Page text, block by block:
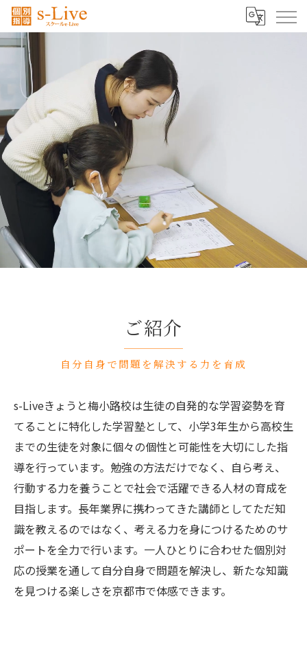
自分自身で問題を解決する力を育成
ご紹介
s-Liveきょうと梅小路校は生徒の自発的な学習姿勢を育
てることに特化した学習塾として、小学3年生から高校生
までの生徒を対象に個々の個性と可能性を大切にした指
導を行っています。勉強の方法だけでなく、自ら考え、
行動する力を養うことで社会で活躍できる人材の育成を
目指します。長年業界に携わってきた講師としてただ知
識を教えるのではなく、考える力を身につけるためのサ
ポートを全力で行います。一人ひとりに合わせた個別対
応の授業を通して自分自身で問題を解決し、新たな知識
を見つける楽しさを京都市で体感できます。